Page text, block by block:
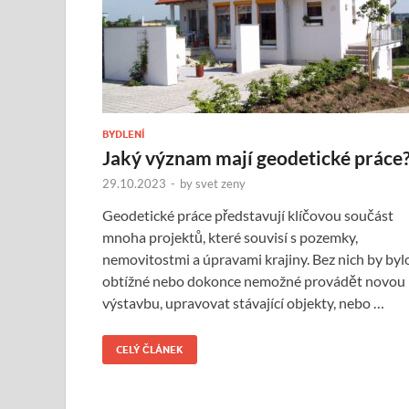
BYDLENÍ
Jaký význam mají geodetické
29.10.2023 - bysvet zeny
Geodetické práce představují klíčovou součást
mnoha projektů, které souvisí s pozemky,
nemovitostmi a úpravami krajiny. Bez nich by
obtížné nebo dokonce nemožné provádět novou
výstavbu, upravovat stávající objekty, nebo …
CELÝ ČLÁNEK